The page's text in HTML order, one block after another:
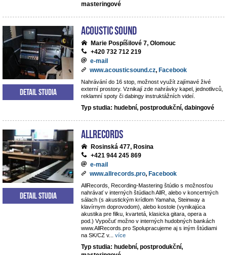
masteringové
Acoustic Sound
Marie Pospíšilové 7, Olomouc
+420 732 712 219
e-mail
www.acousticsound.cz, Facebook
Nahrávání do 16 stop, možnost využít zajímavé živé
externí prostory. Vznikají zde nahrávky kapel, jednotlivců,
reklamní spoty či dabingy instruktážních videí.
Typ studia: hudební, postprodukční, dabingové
Detail studia
AllRecords
Rosinská 477, Rosina
+421 944 245 869
e-mail
www.allrecords.pro, Facebook
AllRecords, Recording-Mastering štúdio s možnosťou
nahrávať v interných štúdiach AllR, alebo v koncertných
sálach (s akustickým krídlom Yamaha, Steinway a
klavírnym doprovodom), alebo kostole (vynikajúca
akustika pre filku, kvartetá, klasicka gitara, opera a
pod.) Vypočuť možno v interných hudobných bankách
www.AllRecords.pro Spolupracujeme aj s iným štúdiami
na SK/CZ v... více
Typ studia: hudební, postprodukční,
Detail studia